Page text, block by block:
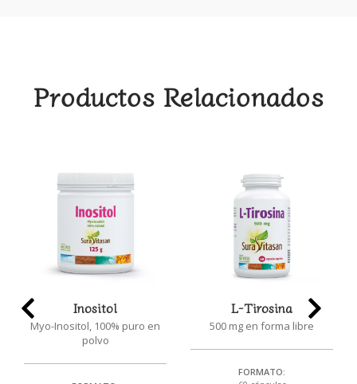
Productos Relacionados
Inositol
Myo-Inositol, 100% puro en
polvo
L-Tirosina
500 mg en forma libre
FORMATO: